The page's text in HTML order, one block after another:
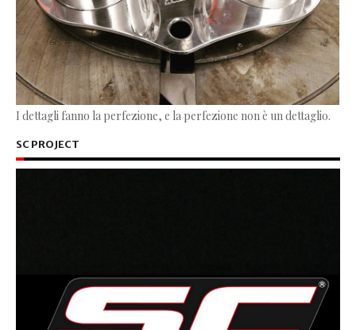
I dettagli fanno la perfezione, e la perfezione non è un dettaglio.
SC PROJECT